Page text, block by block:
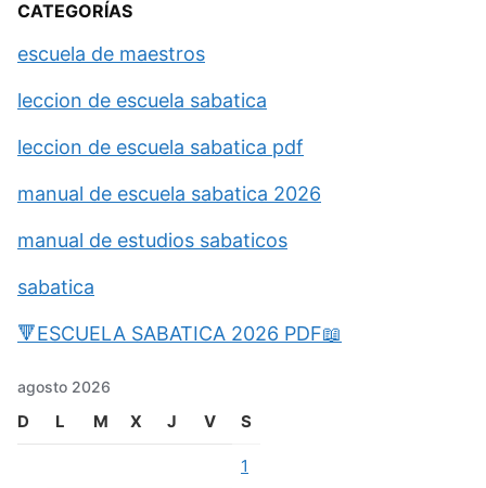
CATEGORÍAS
escuela de maestros
leccion de escuela sabatica
leccion de escuela sabatica pdf
manual de escuela sabatica 2026
manual de estudios sabaticos
sabatica
🔻ESCUELA SABATICA 2026 PDF📖
agosto 2026
D L M X J V S
1